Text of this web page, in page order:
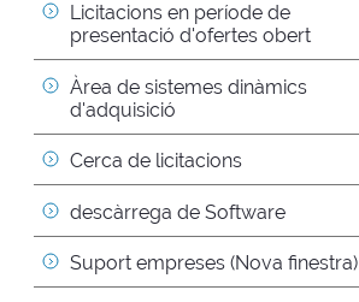
Licitacions en període de
presentació d'ofertes obert
Àrea de sistemes dinàmics
d'adquisició
Cerca de licitacions
descàrrega de Software
Suport empreses (Nova finestra)